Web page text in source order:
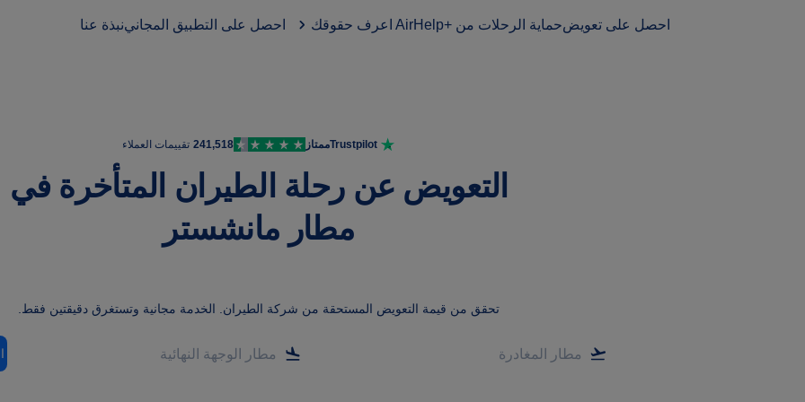
احصل على تعويضحماية الرحلات من AirHelp+‎ اعرف حقوقك احصل على التطبيق المجانينبذة عنا
Trustpilotممتاز 241,518 تقييمات العملاء
التعويض عن رحلة الطيران المتأخرة في
مطار مانشستر
تحقق من قيمة التعويض المستحقة من شركة الطيران الخدمة مجانية وتستغرق دقيقتين فقط.